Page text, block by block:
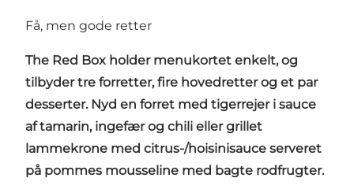
Få, men gode retter
The Red Box holder menukortet enkelt, og
tilbyder tre forretter, fire hovedretter og et par
desserter. Nyd en forret med tigerrejer i sauce
af tamarin, ingefær og chili eller grillet
lammekrone med citrus-/hoisinisauce serveret
på pommes mousseline med bagte rodfrugter.